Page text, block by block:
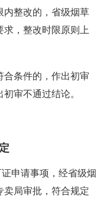
内整改的，省级烟草
，整改时限原则上
合条件的，作出初审
审不通过结论。
申请事项，经省级烟
卖局审批，符合规定